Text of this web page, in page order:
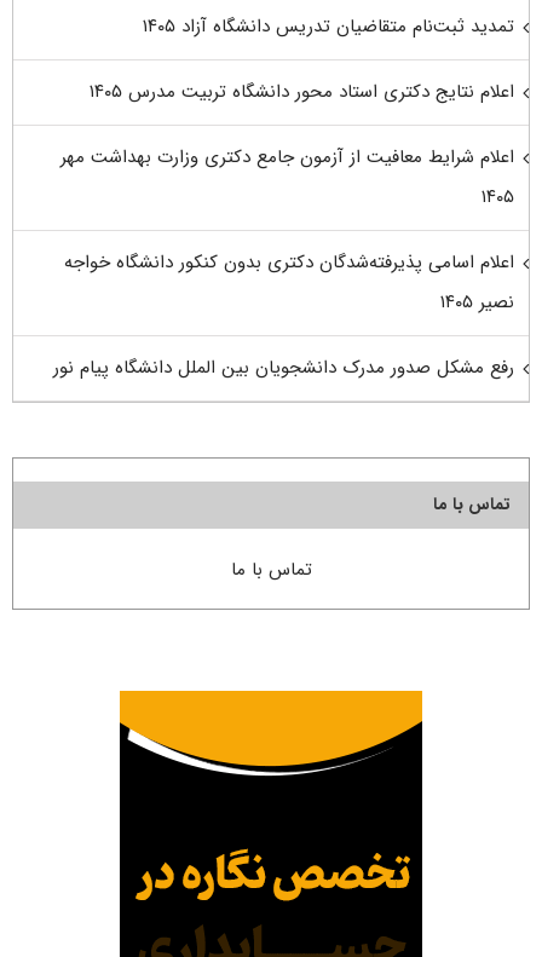
تمدید ثبت‌نام متقاضیان تدریس دانشگاه آزاد ۱۴۰۵
اعلام نتایج دکتری استاد محور دانشگاه تربیت مدرس ۱۴۰۵
اعلام شرایط معافیت از آزمون جامع دکتری وزارت بهداشت مهر
۱۴۰۵
اعلام اسامی پذیرفته‌شدگان دکتری بدون کنکور دانشگاه خواجه
نصیر ۱۴۰۵
رفع مشکل صدور مدرک دانشجویان بین الملل دانشگاه پیام نور
تماس با ما
تماس با ما